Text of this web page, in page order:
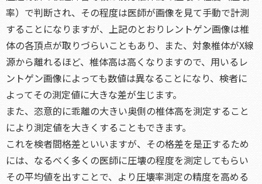
率）で判断され、その程度は医師が画像を見て手動で計測
することになりますが、上記のとおりレントゲン画像は椎
体の各頂点が取りづらいこともあり、また、対象椎体がX線
源から離れるほど、椎体高は高くなりますので、用いるレ
ントゲン画像によっても数値は異なることになり、検者に
よってその測定値に大きな差が生じます。
また、恣意的に乖離の大きい奥側の椎体高を測定すること
により測定値を大きくすることもできます。
これを検者間格差といいますが、その格差を是正するため
には、なるべく多くの医師に圧壊の程度を測定してもらい
その平均値を出すことで、より圧壊率測定の精度を高める